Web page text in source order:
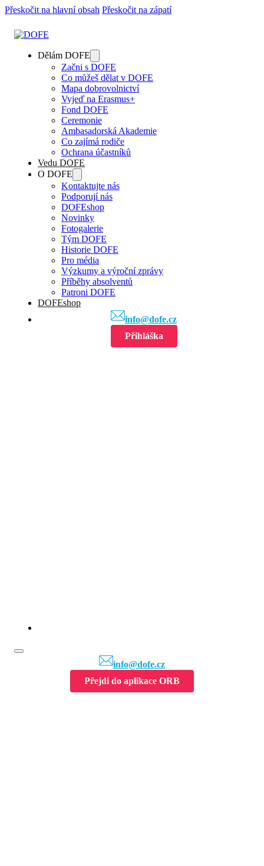
Přeskočit na hlavní obsah Přeskočit na zápatí
Dělám DOFE
Začni s DOFE
Co můžeš dělat v DOFE
Mapa dobrovolnictví
Vyjeď na Erasmus+
Fond DOFE
Ceremonie
Ambasadorská Akademie
Co zajímá rodiče
Ochrana účastníků
Vedu DOFE
O DOFE
Kontaktujte nás
Podporují nás
DOFEshop
Novinky
Fotogalerie
Tým DOFE
Historie DOFE
Pro média
Výzkumy a výroční zprávy
Příběhy absolventů
Patroni DOFE
DOFEshop
info@dofe.cz
Přihláška
info@dofe.cz
Přejdi do aplikace ORB